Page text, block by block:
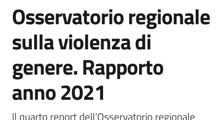
Azioni
Divulgazione
Normativa
Salta al contenuto
Osservatorio regionale
sulla violenza di
genere. Rapporto
anno 2021
Il quarto report dell’Osservatorio regionale